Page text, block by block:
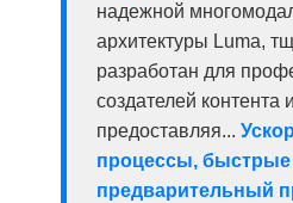
надежной
архитектуры Luma,
разработан для
создателей контента
предоставляя...
процессы, быстрые
предварительный